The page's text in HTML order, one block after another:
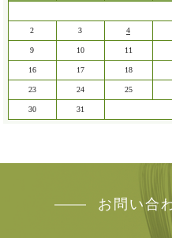
2 3 4
9 10 11
16 17 18
23 24 25
30 31
お問い合